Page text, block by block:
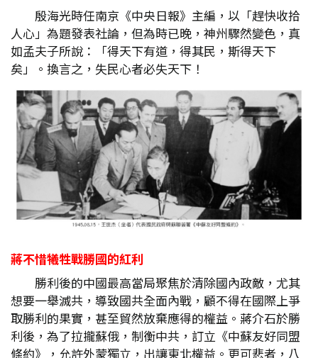
殷海光時任南京《中央日報》主編，以「趕快收拾
人心」為題發表社論，但為時已晚，神州驟然變色，真
如孟夫子所說：「得天下有道，得其民，斯得天下
矣」。換言之，失民心者必失天下！
蔣不惜犧牲戰勝國的紅利
勝利後的中國最高當局聚焦於清除國內政敵，尤其
想要一舉滅共，導致國共全面內戰，顧不得在國際上爭
取勝利的果實，甚至貿然放棄應得的權益。蔣介石於勝
利後，為了拉攏蘇俄，制衡中共，訂立《中蘇友好同盟
條約》，允許外蒙獨立，出讓東北權益。更可悲者，八